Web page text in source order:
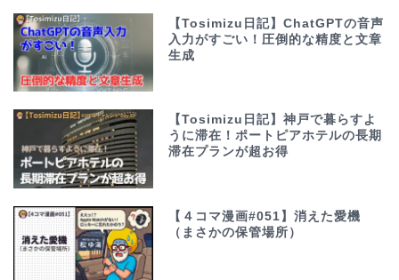
【Tosimizu日記】ChatGPTの音声
入力がすごい！圧倒的な精度と文章
生成
【Tosimizu日記】神戸で暮らすよ
うに滞在！ポートピアホテルの長期
滞在プランが超お得
【４コマ漫画#051】消えた愛機
（まさかの保管場所）